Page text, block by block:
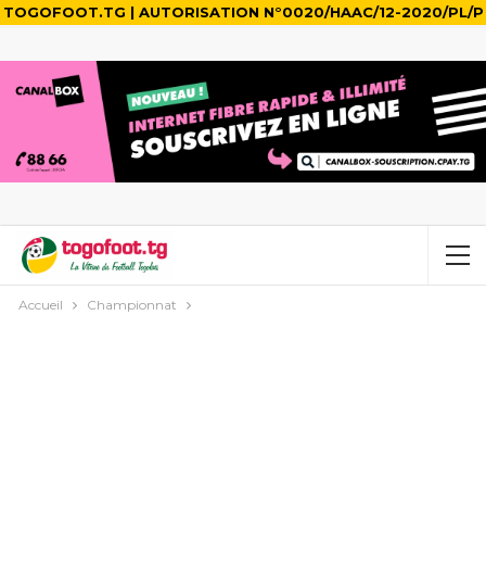
TOGOFOOT.TG | AUTORISATION N°0020/HAAC/12-2020/PL/P
Accueil Championnat